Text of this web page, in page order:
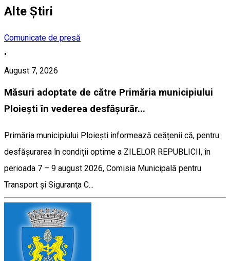
Alte Știri
Comunicate de presă
•
August 7, 2026
Măsuri adoptate de către Primăria municipiului
Ploiești în vederea desfășurăr...
Primăria municipiului Ploiești informează ceățenii că, pentru
desfășurarea în condiții optime a ZILELOR REPUBLICII, în
perioada 7 – 9 august 2026, Comisia Municipală pentru
Transport şi Siguranţa C...